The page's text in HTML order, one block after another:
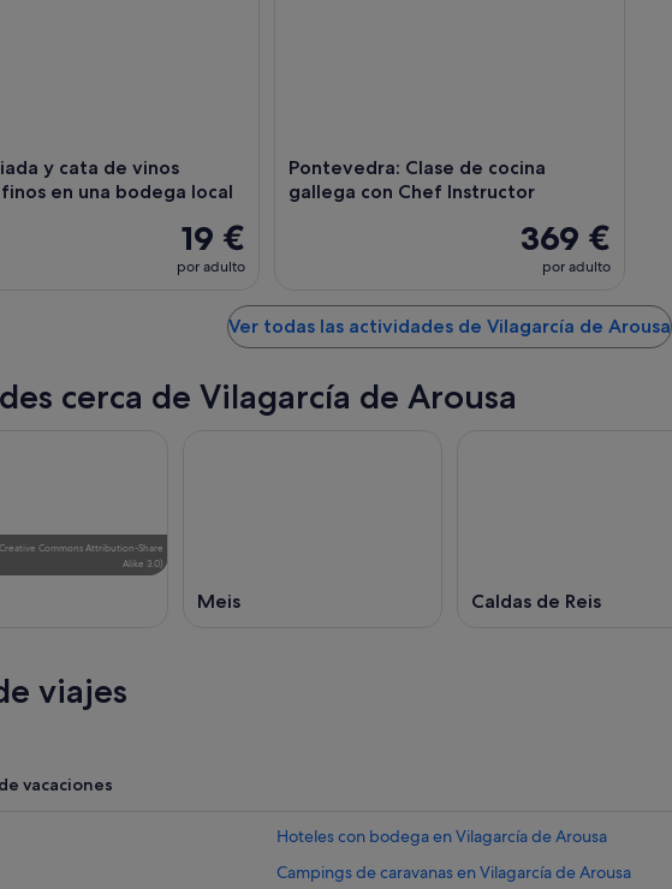
y cata de vinos
en una bodega local
19 €
por adulto
Pontevedra: Clase de cocina
gallega con Chef Instructor
369 €
por adulto
Ver todas las actividades de Vilagarcía de Arousa
cerca de Vilagarcía de Arousa
Creative Commons Attribution-Share
Alike 3.0)
Meis Caldas de Reis
viajes
vacaciones
Hoteles con bodega en Vilagarcía de Arousa
Campings de caravanas en Vilagarcía de Arousa